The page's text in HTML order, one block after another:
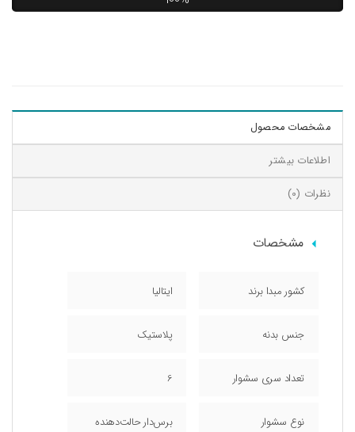
مشخصات محصول
اطلاعات بیشتر
نظرات (0)
مشخصات
کشور مبدا برند ایتالیا
جنس بدنه پلاستیک
تعداد سری سشوار 6
نوع سشوار برس‌دار حالت‌دهنده